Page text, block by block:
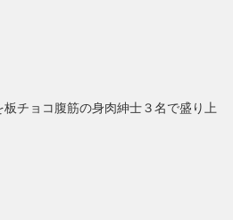
チョコ腹筋の身肉紳士３名で盛り上